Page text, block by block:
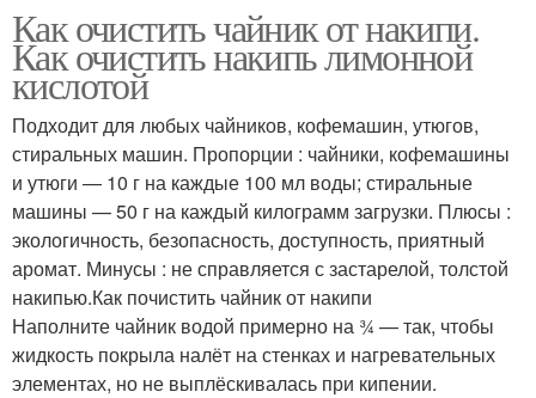
Как очистить чайник от накипи.
Как очистить накипь лимонной
кислотой
Подходит для любых чайников, кофемашин, утюгов,
стиральных машин. Пропорции : чайники, кофемашины
и утюги — 10 г на каждые 100 мл воды; стиральные
машины — 50 г на каждый килограмм загрузки. Плюсы :
экологичность, безопасность, доступность, приятный
аромат. Минусы : не справляется с застарелой, толстой
накипью.Как почистить чайник от накипи
Наполните чайник водой примерно на ¾ — так, чтобы
жидкость покрыла налёт на стенках и нагревательных
элементах, но не выплёскивалась при кипении.